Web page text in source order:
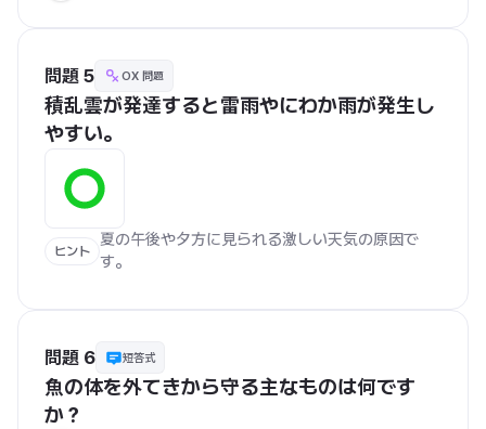
問題 5 OX 問題
積乱雲が発達すると雷雨やにわか雨が発生し
やすい。
ヒント
夏の午後や夕方に見られる激しい天気の原因で
す。
問題 6 短答式
魚の体を外てきから守る主なものは何です
か？